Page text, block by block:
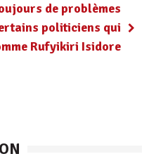
de problèmes
politiciens qui
Rufyikiri Isidore